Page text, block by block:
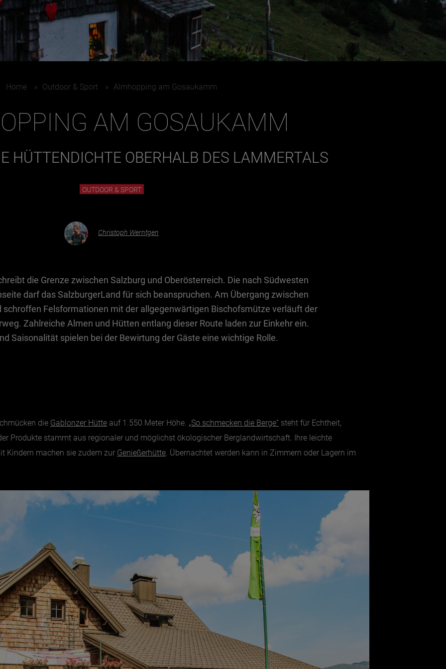
Home » Outdoor & Sport » Almhopping am Gosaukamm
AM GOSAUKAMM
HÜTTENDICHTE OBERHALB DES LAMMERTALS
OUTDOOR & SPORT
Christoph Werntgen
die Grenze zwischen Salzburg und Oberösterreich. Die nach Südwesten
darf das SalzburgerLand für sich beanspruchen. Am Übergang zwischen
Felsformationen mit der allgegenwärtigen Bischofsmütze verläuft der
Zahlreiche Almen und Hütten entlang dieser Route laden zur Einkehr ein.
Saisonalität spielen bei der Bewirtung der Gäste eine wichtige Rolle.
die Gablonzer Hütte auf 1.550 Meter Höhe. „So schmecken die Berge“ steht für Echtheit,
Produkte stammt aus regionaler und möglichst ökologischer Berglandwirtschaft. Ihre leichte
Kindern machen sie zudem zur Genießerhütte. Übernachtet werden kann in Zimmern oder Lagern im